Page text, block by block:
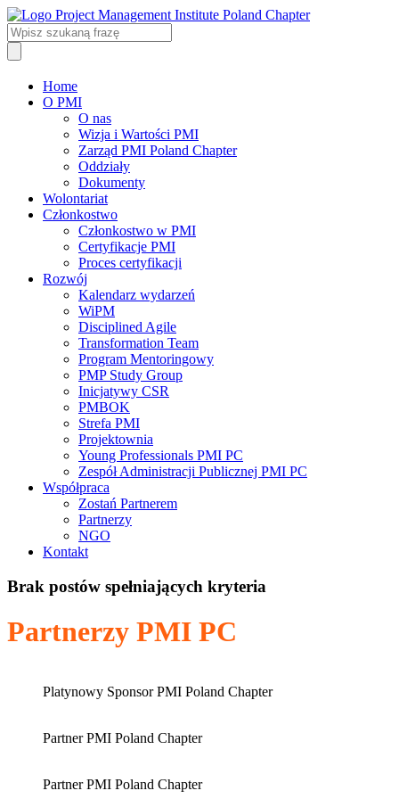
Home
O PMI
O nas
Wizja i Wartości PMI
Zarząd PMI Poland Chapter
Oddziały
Dokumenty
Wolontariat
Członkostwo
Członkostwo w PMI
Certyfikacje PMI
Proces certyfikacji
Rozwój
Kalendarz wydarzeń
WiPM
Disciplined Agile
Transformation Team
Program Mentoringowy
PMP Study Group
Inicjatywy CSR
PMBOK
Strefa PMI
Projektownia
Young Professionals PMI PC
Zespół Administracji Publicznej PMI PC
Współpraca
Zostań Partnerem
Partnerzy
NGO
Kontakt
Brak postów spełniających kryteria
Partnerzy PMI PC
Platynowy Sponsor PMI Poland Chapter
Partner PMI Poland Chapter
Partner PMI Poland Chapter